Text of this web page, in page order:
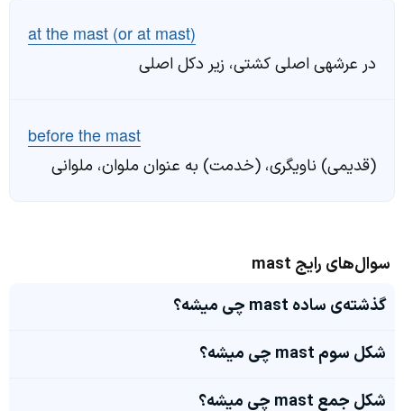
at the mast (or at mast)
در عرشهی اصلی کشتی، زیر دکل اصلی
before the mast
(قدیمی) ناویگری، (خدمت) به عنوان ملوان، ملوانی
سوال‌های رایج mast
گذشته‌ی ساده mast چی میشه؟
شکل سوم mast چی میشه؟
شکل جمع mast چی میشه؟